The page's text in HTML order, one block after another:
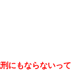
にもならないって